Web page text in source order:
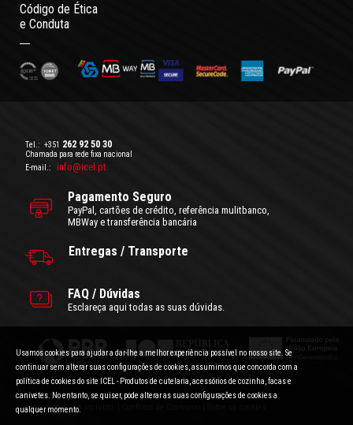
Código de Ética
e Conduta
Tel.: +351 262 92 50 30
Chamada para rede fixa nacional
E-mail.:
info@icel.pt
Pagamento Seguro
PayPal, cartões de crédito, referência mulitbanco,
MBWay e transferência bancária
Entregas / Transporte
FAQ / Dúvidas
Esclareça aqui todas as suas dúvidas.
Condições Gerais de Utilização |Politica de Privacidade
Preços com IVA incluído.
Usamos cookies para ajudar a dar-lhe a melhor experiência possível no nosso site. Se
continuar sem alterar suas configurações de cookies, assumimos que concorda com a
política de cookies do site ICEL - Produtos de cutelaria, acessórios de cozinha, facas e
canivetes. No entanto, se quiser, pode alterar as suas configurações de cookies a
qualquer momento.